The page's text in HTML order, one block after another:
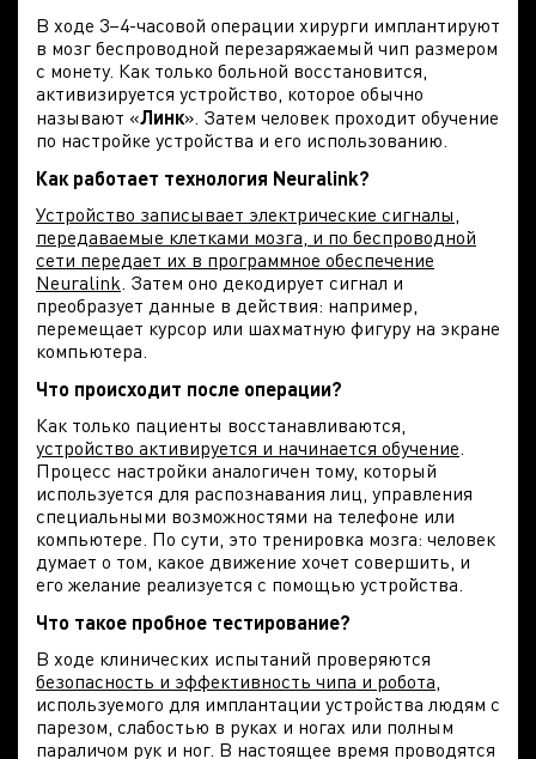
В ходе 3–4-часовой операции хирурги имплантируют
в мозг беспроводной перезаряжаемый чип размером
с монету. Как только больной восстановится,
активизируется устройство, которое обычно
называют «Линк». Затем человек проходит обучение
по настройке устройства и его использованию.
Как работает технология Neuralink?
Устройство записывает электрические сигналы,
передаваемые клетками мозга, и по беспроводной
сети передает их в программное обеспечение
Neuralink . Затем оно декодирует сигнал и
преобразует данные в действия: например,
перемещает курсор или шахматную фигуру на экране
компьютера.
Что происходит после операции?
Как только пациенты восстанавливаются,
устройство активируется и начинается обучение
Процесс настройки аналогичен тому, который
используется для распознавания лиц, управления
специальными возможностями на телефоне или
компьютере. По сути, это тренировка мозга: человек
думает о том, какое движение хочет совершить, и
его желание реализуется с помощью устройства.
Что такое пробное тестирование?
В ходе клинических испытаний проверяются
безопасность и эффективность чипа и робота
используемого для имплантации устройства людям с
парезом, слабостью в руках и ногах или полным
параличом рук и ног. В настоящее время проводятся